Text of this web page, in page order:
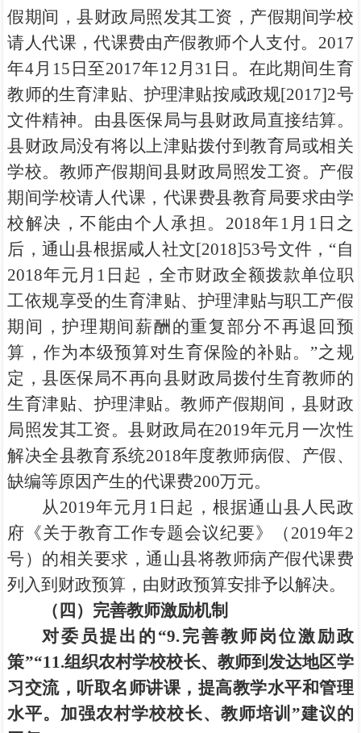
假期间，县财政局照发其工资，产假期间学校
请人代课，代课费由产假教师个人支付。2017
年4月15日至2017年12月31日。在此期间生育
教师的生育津贴、护理津贴按咸政规[2017]2号
文件精神。由县医保局与县财政局直接结算。
县财政局没有将以上津贴拨付到教育局或相关
学校。教师产假期间县财政局照发工资。产假
期间学校请人代课，代课费县教育局要求由学
校解决，不能由个人承担。2018年1月1日之
后，通山县根据咸人社文[2018]53号文件，“自
2018年元月1日起，全市财政全额拨款单位职
工依规享受的生育津贴、护理津贴与职工产假
期间，护理期间薪酬的重复部分不再退回预
算，作为本级预算对生育保险的补贴。”之规
定，县医保局不再向县财政局拨付生育教师的
生育津贴、护理津贴。教师产假期间，县财政
局照发其工资。县财政局在2019年元月一次性
解决全县教育系统2018年度教师病假、产假、
缺编等原因产生的代课费200万元。
从2019年元月1日起，根据通山县人民政
府《关于教育工作专题会议纪要》（2019年2
号）的相关要求，通山县将教师病产假代课费
列入到财政预算，由财政预算安排予以解决。
（四）完善教师激励机制
对委员提出的“9.完善教师岗位激励政
策”“11.组织农村学校校长、教师到发达地区学
习交流，听取名师讲课，提高教学水平和管理
水平。加强农村学校校长、教师培训”建议的